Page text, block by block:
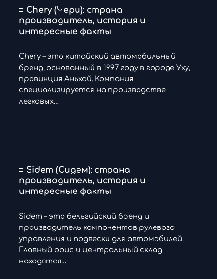
≡ Chery (Чери): страна
производитель, история и
интересные факты
Chery – это китайский автомобильный
бренд, основанный в 1997 году в городе Уху,
провинция Аньхой. Компания
специализируется на производстве
легковых…
≡ Sidem (Сидем): страна
производитель, история и
интересные факты
Sidem – это бельгийский бренд и
производитель компонентов рулевого
управления и подвески для автомобилей.
Главный офис и центральный склад
находятся…